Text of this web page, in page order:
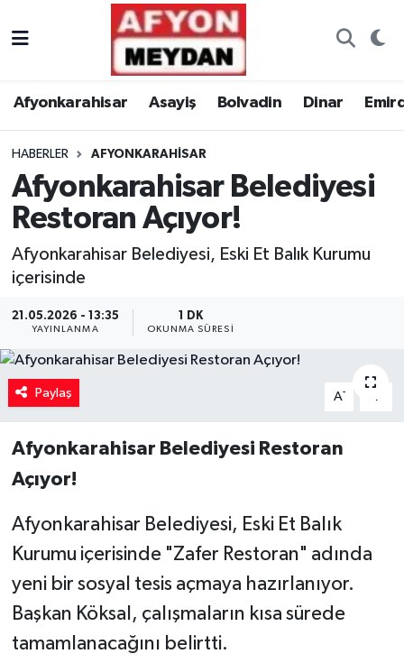
Afyonkarahisar Asayiş Bolvadin Dinar
HABERLER AFYONKARAHISAR
Afyonkarahisar Belediyesi
Restoran Açıyor!
Afyonkarahisar Belediyesi, Eski Et Balık Kurumu
içerisinde
21.05.2026 - 13:35
YAYINLANMA
1 DK
OKUNMA SÜRESI
Paylaş A-
Afyonkarahisar Belediyesi Restoran
Açıyor!
Afyonkarahisar Belediyesi, Eski Et Balık
Kurumu içerisinde "Zafer Restoran" adında
yeni bir sosyal tesis açmaya hazırlanıyor.
Başkan Köksal, çalışmaların kısa sürede
tamamlanacağını belirtti.
Nöbetçi Eczaneler
Trafik Durumu
Süper Lig Puan Durumu ve Fikstür
Tüm Manşetler